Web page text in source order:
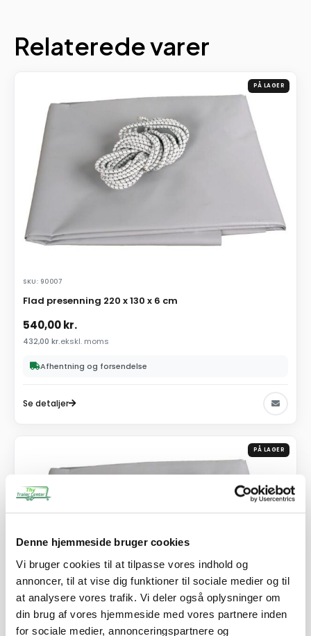
Denne hjemmeside bruger cookies
Vi bruger cookies til at tilpasse vores indhold og
annoncer, til at vise dig funktioner til sociale medier og til
at analysere vores trafik. Vi deler også oplysninger om
din brug af vores hjemmeside med vores partnere inden
for sociale medier, annonceringspartnere og
Relaterede varer
PÅ LAGER
SKU: 90007
Flad presenning 220 x 130 x 6 cm
540,00kr.
432,00 kr.ekskl. moms
Afhentning og forsendelse
Se detaljer
PÅ LAGER